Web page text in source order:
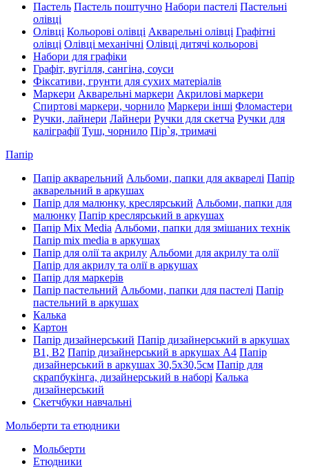
Пастель Пастель поштучно Набори пастелі Пастельні
олівці
Олівці Кольорові олівці Акварельні олівці Графітні
олівці Олівці механічні Олівці дитячі кольорові
Набори для графіки
Графіт, вугілля, сангіна, соуси
Фіксативи, грунти для сухих матеріалів
Маркери Акварельні маркери Акрилові маркери
Спиртові маркери, чорнило Маркери інші Фломастери
Ручки, лайнери Лайнери Ручки для скетча Ручки для
каліграфії Туш, чорнило Пір`я, тримачі
Папір
Папір акварельний Альбоми, папки для акварелі Папір
акварельний в аркушах
Папір для малюнку, креслярський Альбоми, папки для
малюнку Папір креслярський в аркушах
Папір Mix Media Альбоми, папки для змішаних технік
Папір mix media в аркушах
Папір для олії та акрилу Альбоми для акрилу та олії
Папір для акрилу та олії в аркушах
Папір для маркерів
Папір пастельний Альбоми, папки для пастелі Папір
пастельний в аркушах
Калька
Картон
Папір дизайнерський Папір дизайнерський в аркушах
В1, В2 Папір дизайнерський в аркушах А4 Папір
дизайнерський в аркушах 30,5х30,5см Папір для
скрапбукінга, дизайнерський в наборі Калька
дизайнерський
Скетчбуки навчальні
Мольберти та етюдники
Мольберти
Етюдники